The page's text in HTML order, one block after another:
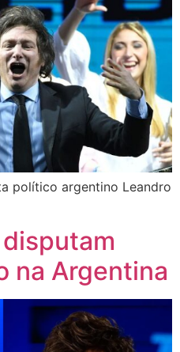
político argentino Leandro
na Argentina